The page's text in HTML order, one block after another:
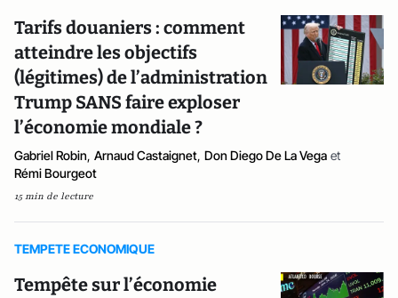
Tarifs douaniers : comment
atteindre les objectifs
(légitimes) de l’administration
Trump SANS faire exploser
l’économie mondiale ?
Gabriel Robin, Arnaud Castaignet, Don Diego De La Vega et
Rémi Bourgeot
15 min de lecture
TEMPETE ECONOMIQUE
Tempête sur l’économie